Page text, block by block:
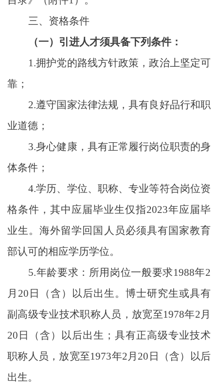
三、资格条件
（一）引进人才须具备下列条件：
1.拥护党的路线方针政策，政治上坚定可
靠；
2.遵守国家法律法规，具有良好品行和职
业道德；
3.身心健康，具有正常履行岗位职责的身
体条件；
4.学历、学位、职称、专业等符合岗位资
格条件 ，其中应届毕业生仅指2023年应届毕
业生。海外留学回国人员必须具有国家教育
部认可的相应学历学位。
5.年龄要求： 所用岗位一般要求1988年2
月 20 日（含）以后出生。博士研究生或具有
副高级专业技术职称人员，放宽至1978年2 月
20 日（含）以后出生；具有正高级专业技术
职称人员，放宽至1973年2 月 20 日（含）以后
出生。